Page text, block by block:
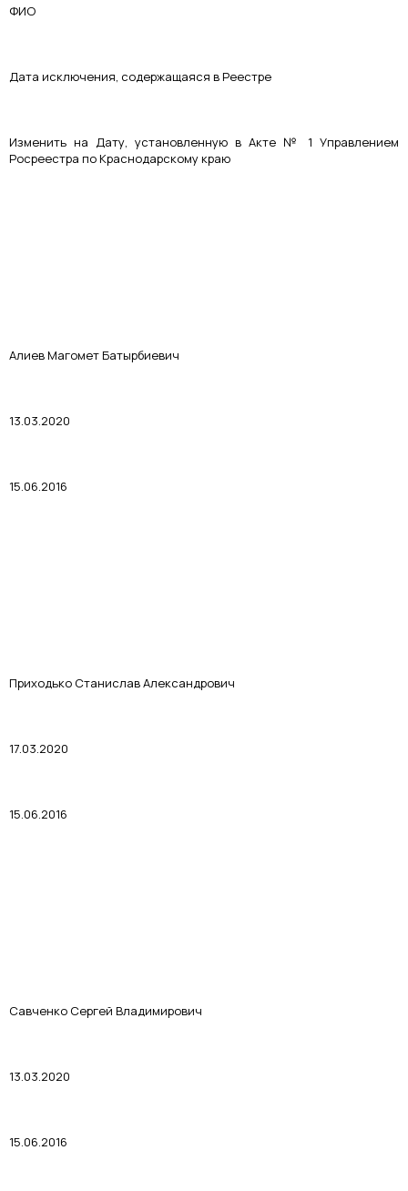
ФИО
Дата исключения, содержащаяся в Реестре
Изменить на Дату, установленную в Акте № 1 Управлением
Росреестра по Краснодарскому краю
Алиев Магомет Батырбиевич
13.03.2020
15.06.2016
Приходько Станислав Александрович
17.03.2020
15.06.2016
Савченко Сергей Владимирович
13.03.2020
15.06.2016